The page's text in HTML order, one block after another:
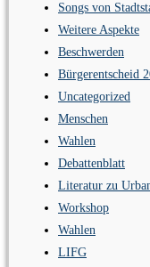
Songs von
Weitere Aspekte
Beschwerden
Bürgerentscheid
Uncategorized
Menschen
Wahlen
Debattenblatt
Literatur zu
Workshop
Wahlen
LIFG